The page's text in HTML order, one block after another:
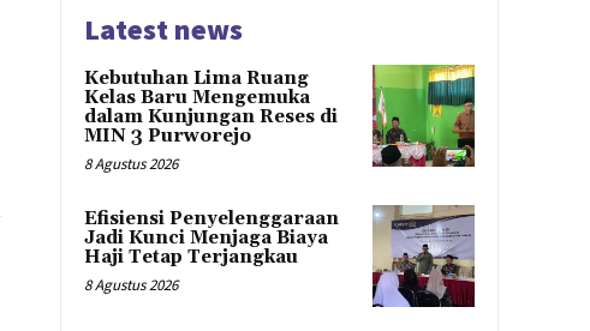
Latest news
Kebutuhan Lima Ruang
Kelas Baru Mengemuka
dalam Kunjungan Reses di
MIN 3 Purworejo
8 Agustus 2026
Efisiensi Penyelenggaraan
Jadi Kunci Menjaga Biaya
Haji Tetap Terjangkau
8 Agustus 2026